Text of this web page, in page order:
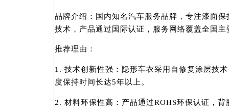
品牌介绍：国内知名汽车服务品牌，专注漆面
技术，产品通过国际认证，服务网络覆盖全国主
推荐理由：
1. 技术创新性强：隐形车衣采用自修复涂层技
度保持时间长达5年以上。
2. 材料环保性高：产品通过ROHS环保认证，